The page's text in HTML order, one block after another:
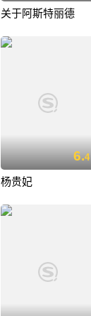
关于阿斯特丽德
6.4
杨贵妃